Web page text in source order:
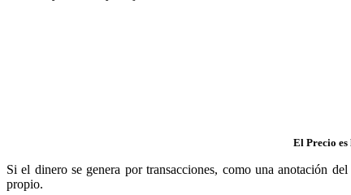
El Precio
Si el dinero se genera por transacciones, como una anotación
propio.